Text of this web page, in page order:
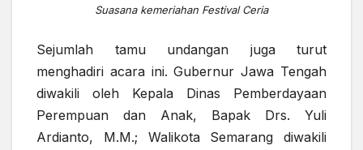
Suasana kemeriahan Festival Ceria
Sejumlah tamu undangan juga turut
menghadiri acara ini. Gubernur Jawa Tengah
diwakili oleh Kepala Dinas Pemberdayaan
Perempuan dan Anak, Bapak Drs. Yuli
Ardianto, M.M.; Walikota Semarang diwakili